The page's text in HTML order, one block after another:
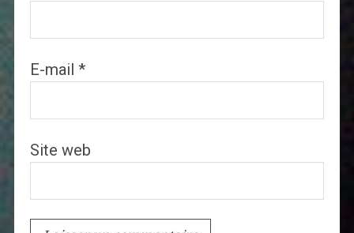
E-mail *
Site web